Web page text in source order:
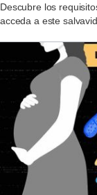
Descubre los
acceda a este